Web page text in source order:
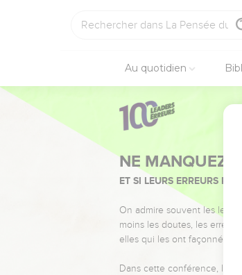
Au quotidien
NE MANQUEZ
ET SI LEURS ERREURS
On admire souvent les
moins les doutes, les
elles qui les ont façonnés.
Dans cette conférence,